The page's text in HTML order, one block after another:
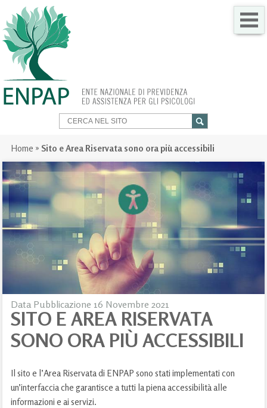
SERVIZI PER TE
TRASPARENZA
NEWS
GARE
CONTATTI
Home » Sito e Area Riservata sono ora più accessibili
Data Pubblicazione 16 Novembre 2021
SITO E AREA RISERVATA
SONO ORA PIÙ ACCESSIBILI
Il sito e l’Area Riservata di ENPAP sono stati implementati con
un’interfaccia che garantisce a tutti la piena accessibilità alle
informazioni e ai servizi.